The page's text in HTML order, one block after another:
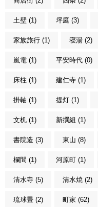
土壁 (1) 坪庭 (3)
家族旅行 (1) 寝湯 (2)
嵐電 (1) 平安時代 (0)
床柱 (1) 建仁寺 (1)
掛軸 (1) 提灯 (1)
文机 (1) 新撰組 (1)
書院造 (3) 東山 (8)
欄間 (1) 河原町 (1)
清水寺 (5) 清水焼 (2)
琉球畳 (2) 町家 (62)